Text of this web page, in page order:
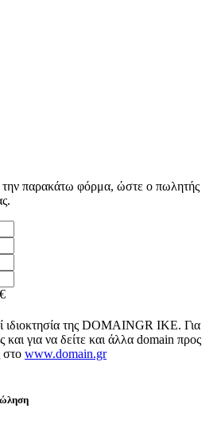
παρακάτω φόρμα, ώστε ο πωλητής
ιδιοκτησία της DOMAINGR ΙΚΕ. Για
και για να δείτε και άλλα domain προς
στο www.domain.gr